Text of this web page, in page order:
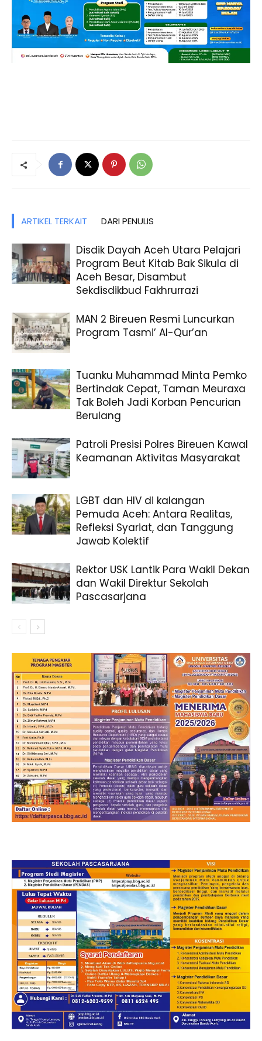
ARTIKEL TERKAIT DARI PENULIS
Disdik Dayah Aceh Utara Pelajari
Program Beut Kitab Bak Sikula di
Aceh Besar, Disambut
Sekdisdikbud Fakhrurrazi
MAN 2 Bireuen Resmi Luncurkan
Program Tasmi’ Al-Qur’an
Tuanku Muhammad Minta Pemko
Bertindak Cepat, Taman Meuraxa
Tak Boleh Jadi Korban Pencurian
Berulang
Patroli Presisi Polres Bireuen Kawal
Keamanan Aktivitas Masyarakat
LGBT dan HIV di kalangan
Pemuda Aceh: Antara Realitas,
Refleksi Syariat, dan Tanggung
Jawab Kolektif
Rektor USK Lantik Para Wakil Dekan
dan Wakil Direktur Sekolah
Pascasarjana